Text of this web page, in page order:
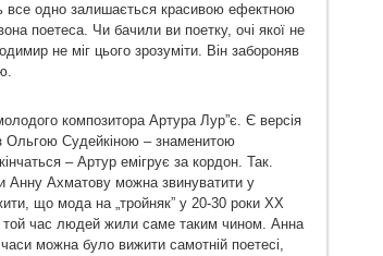
все одно залишається красивою ефектною
поетеса. Чи бачили ви поетку, очі якої не
не міг цього зрозуміти. Він забороняв
композитора Артура Лур”є. Є версія
Ольгою Судейкіною – знаменитою
– Артур емігрує за кордон. Так.
Анну Ахматову можна звинуватити у
що мода на „тройняк” у 20-30 роки ХХ
той час людей жили саме таким чином. Анна
можна було вижити самотній поетесі,